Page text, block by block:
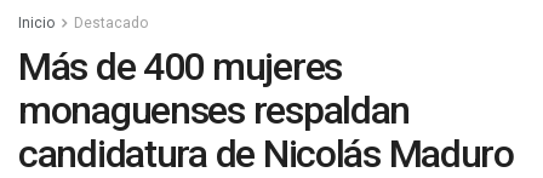
Inicio Destacado
Más de 400 mujeres
monaguenses respaldan
candidatura de Nicolás Maduro